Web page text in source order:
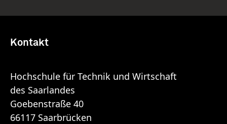
Kontakt
Hochschule für Technik und Wirtschaft
des Saarlandes
Goebenstraße 40
66117 Saarbrücken